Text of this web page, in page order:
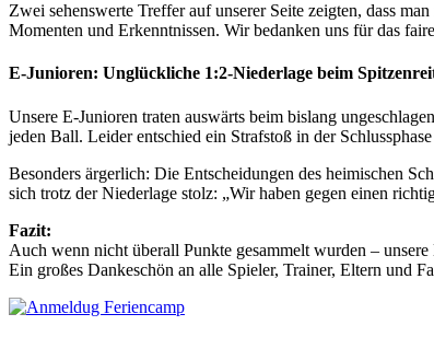
Zwei sehenswerte Treffer auf unserer Seite zeigten, dass
Momenten und Erkenntnissen. Wir bedanken uns für das
E-Junioren: Unglückliche 1:2-Niederlage beim
Unsere E-Junioren traten auswärts beim bislang
jeden Ball. Leider entschied ein Strafstoß in der
Besonders ärgerlich: Die Entscheidungen des heimischen
sich trotz der Niederlage stolz: „Wir haben gegen einen
Fazit:
Auch wenn nicht überall Punkte gesammelt wurden –
Ein großes Dankeschön an alle Spieler, Trainer, Eltern und